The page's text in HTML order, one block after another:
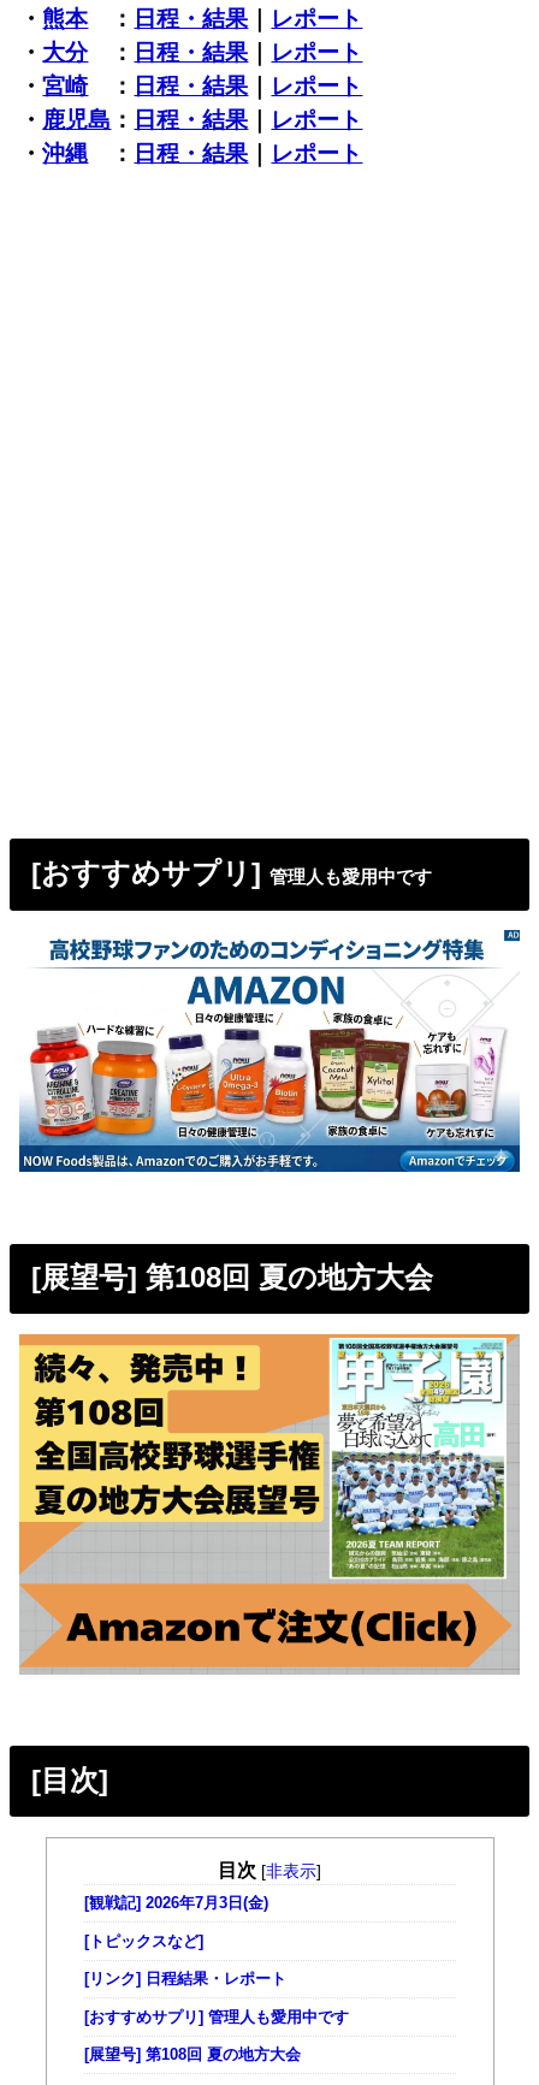
・ 熊本： 日程・結果｜ レポート
・ 大分： 日程・結果｜ レポート
・宮崎： 日程・結果｜ レポート
・ 鹿児島 ： 日程・結果｜ レポート
・沖縄 ： 日程・結果｜ レポート
[おすすめサプリ]管理人も愛用中です
[展望号] 第108回 夏の地方大会
[目次]
目次 [非表示]
[観戦記] 2026年7月3日(金)
[トピックスなど]
[リンク] 日程結果・レポート
[おすすめサプリ] 管理人も愛用中です
[展望号] 第108回 夏の地方大会